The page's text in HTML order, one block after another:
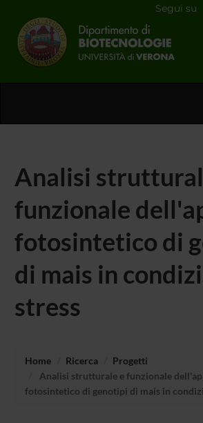
Segui su
Analisi
funzionale
fotosintetico di
di mais in
stress
Home Ricerca
Progetti
Analisi strutturale e funzionale
fotosintetico di genotipi di mais in